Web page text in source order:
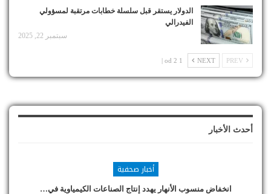
الدولار يستقر قبل سلسلة خطابات مرتقبة لمسؤولي
الفيدرالي
سبتمبر 22, 2025
NEXT
1 od 2 |
أحدث الأخبار
أخبار صحفية
انخفاض منسوب الأنهار يهدد إنتاج الصناعات الكيمياوية في…